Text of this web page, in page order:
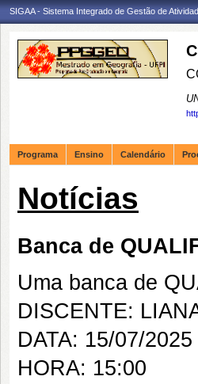
SIGAA - Sistema Integrado de Gestão de
Programa Ensino Calendário
Notícias
Banca de
Uma banca de
DISCENTE:
DATA: 15/07/2025
HORA: 15:00